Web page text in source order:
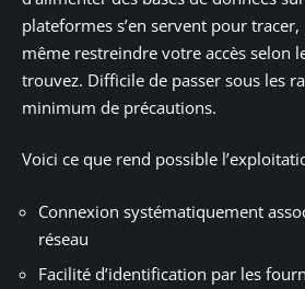
plateformes s’en servent pour
même restreindre votre accès selon
trouvez. Difficile de passer sous les
minimum de précautions.
Voici ce que rend possible
Connexion systématiquement
réseau
Facilité d’identification par les